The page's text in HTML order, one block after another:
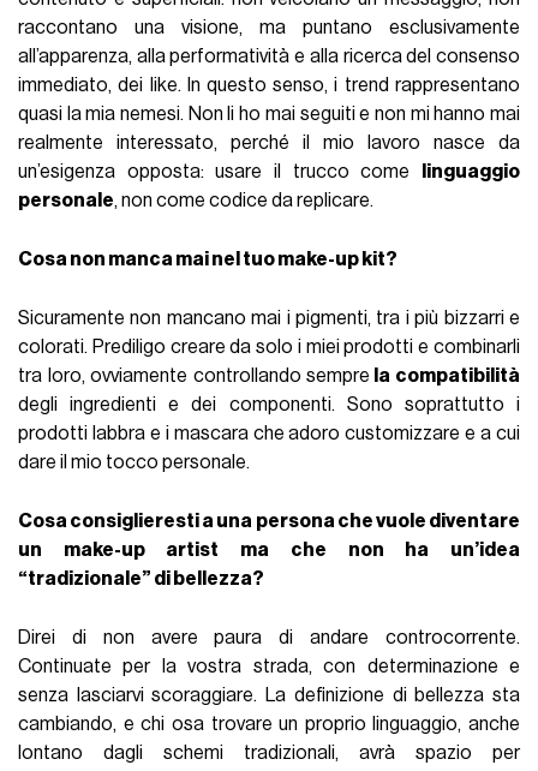
raccontano una visione, ma puntano esclusivamente
all’apparenza, alla performatività e alla ricerca del consenso
immediato, dei like. In questo senso, i trend rappresentano
quasi la mia nemesi. Non li ho mai seguiti e non mi hanno mai
realmente interessato, perché il mio lavoro nasce da
un’esigenza opposta: usare il trucco come
linguaggio
personale, non come codice da replicare.
Cosa non manca mai nel tuo make-up kit?
Sicuramente non mancano mai i pigmenti, tra i più bizzarri e
colorati. Prediligo creare da solo i miei prodotti e combinarli
tra loro, ovviamente controllando sempre la compatibilità
degli ingredienti e dei componenti. Sono soprattutto i
prodotti labbra e i mascara che adoro customizzare e a cui
dare il mio tocco personale.
Cosa consiglieresti a una persona che vuole diventare
un make-up artist ma che non ha un’idea
“tradizionale” di bellezza?
Direi di non avere paura di andare controcorrente.
Continuate per la vostra strada, con determinazione e
senza lasciarvi scoraggiare. La definizione di bellezza sta
cambiando, e chi osa trovare un proprio linguaggio, anche
lontano dagli schemi tradizionali, avrà spazio per